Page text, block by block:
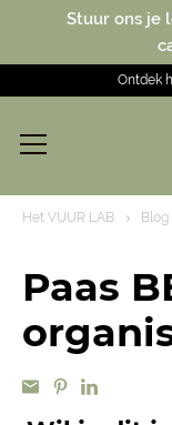
Stuur ons je
Ontdek
Het VUUR LAB. Blog
Paas